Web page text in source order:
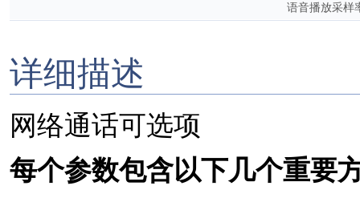
语音播放采样
详细描述
网络通话可选项
每个参数包含以下几个重要